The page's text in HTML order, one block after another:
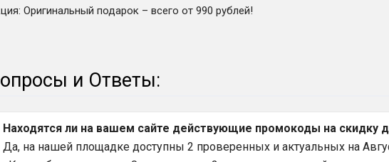
: Оригинальный подарок – всего от 990 рублей!
и Ответы:
Находятся ли на вашем сайте действующие промокоды на скидку
Да, на нашей площадке доступны 2 проверенных и актуальных на